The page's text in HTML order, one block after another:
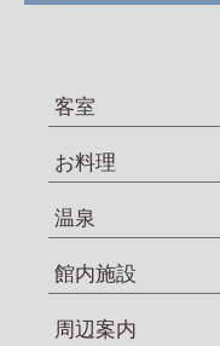
客室
お料理
温泉
館内施設
周辺案内